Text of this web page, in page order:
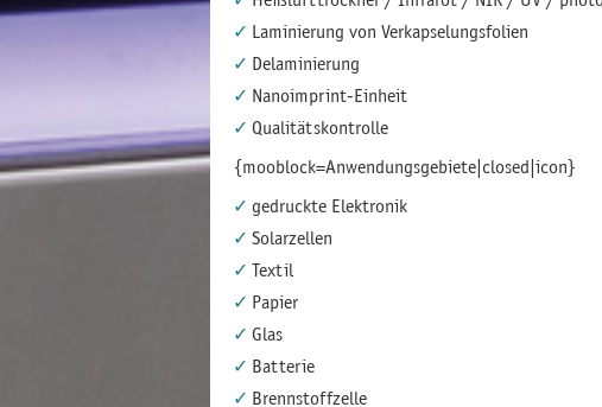
Laminierung von Verkapselungsfolien
Delaminierung
Nanoimprint-Einheit
Qualitätskontrolle
{mooblock=Anwendungsgebiete|closed|icon}
gedruckte Elektronik
Solarzellen
Textil
Papier
Glas
Batterie
Brennstoffzelle